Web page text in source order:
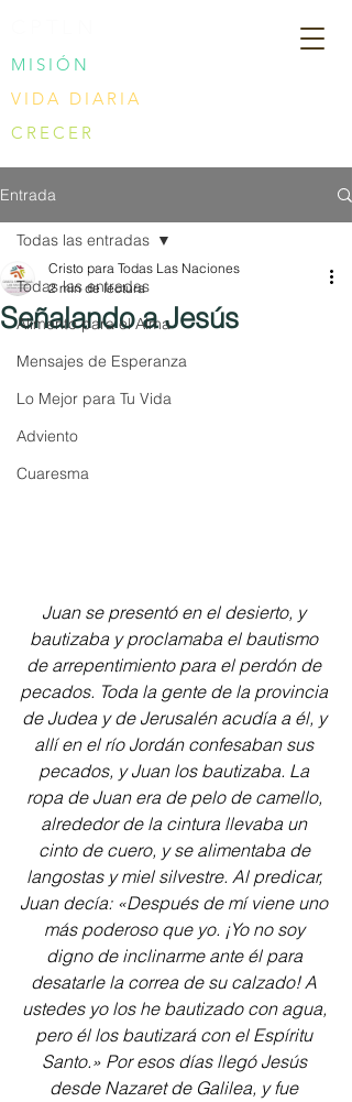
MISIÓN
VIDA DIARIA
CRECER
Entrada
Todas las entradas
Alimento para el Alma
Mensajes de Esperanza
Lo Mejor para Tu Vida
Adviento
Cuaresma
Todas las entradas
Señalando a Jesús
Cristo para Todas Las Naciones
2 min de lectura
Juan se presentó en el desierto, y
bautizaba y proclamaba el bautismo
de arrepentimiento para el perdón de
pecados. Toda la gente de la provincia
de Judea y de Jerusalén acudía a él, y
allí en el río Jordán confesaban sus
pecados, y Juan los bautizaba. La
ropa de Juan era de pelo de camello,
alrededor de la cintura llevaba un
cinto de cuero, y se alimentaba de
langostas y miel silvestre. Al predicar,
Juan decía: «Después de mí viene uno
más poderoso que yo. ¡Yo no soy
digno de inclinarme ante él para
desatarle la correa de su calzado! A
ustedes yo los he bautizado con agua,
pero él los bautizará con el Espíritu
Santo.» Por esos días llegó Jesús
desde Nazaret de Galilea, y fue